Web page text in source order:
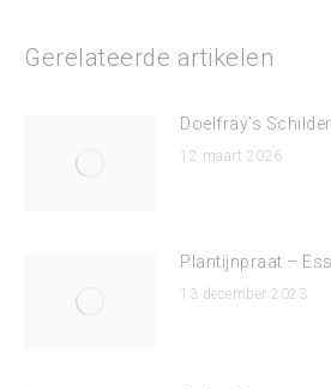
Gerelateerde artikelen
Doelfray’s
12 maart 2026
Plantijnpraat –
13 december 2023